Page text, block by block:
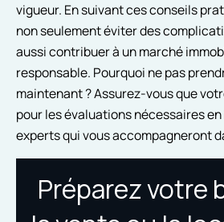
vigueur. En suivant ces conseils
non seulement éviter des
aussi contribuer à un marché
responsable. Pourquoi ne pas
maintenant ? Assurez-vous que
pour les évaluations nécessaires
experts qui vous accompagneront